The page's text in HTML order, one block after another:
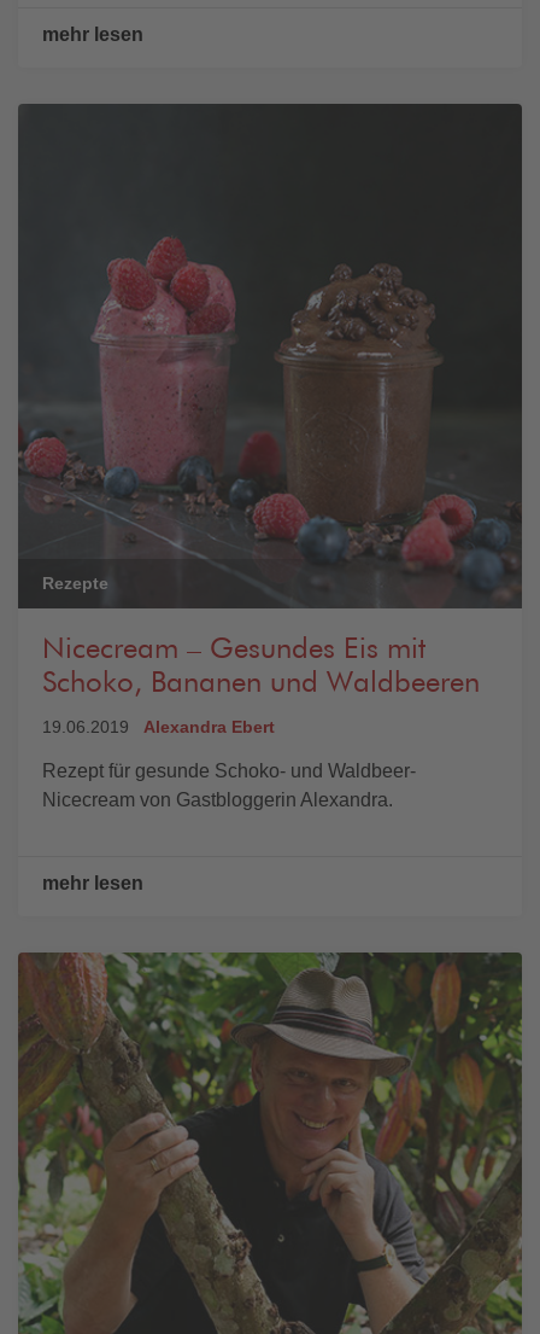
mehr lesen
Rezepte
Nicecream – Gesundes Eis mit
Schoko, Bananen und Waldbeeren
19.06.2019 Alexandra Ebert
Rezept für gesunde Schoko- und Waldbeer-
Nicecream von Gastbloggerin Alexandra.
mehr lesen